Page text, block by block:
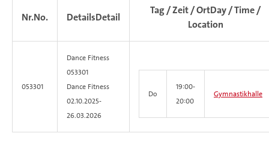
Nr.No. DetailsDetail
Tag / Zeit / OrtDay / Time /
Location
053301
Dance Fitness
053301
Dance Fitness
02.10.2025-
26.03.2026
Do
19:00-
20:00
Gymnastikhalle